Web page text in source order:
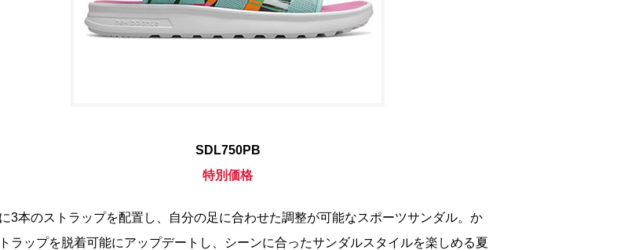
SDL750PB
特別価格
3本のストラップを配置し、自分の足に合わせた調整が可能なスポーツサンダル。か
ラップを脱着可能にアップデートし、シーンに合ったサンダルスタイルを楽しめる夏